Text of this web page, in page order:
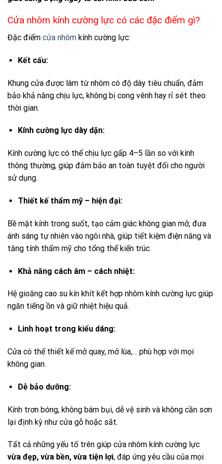
Cửa nhôm kính cường lực có các đặc điểm gì?
Đặc điểm cửa nhôm kính cường lực:
Kết cấu:
Khung cửa được làm từ nhôm có độ dày tiêu chuẩn, đảm
bảo khả năng chịu lực, không bị cong vênh hay rỉ sét theo
thời gian.
Kính cường lực dày dặn:
Kính cường lực có thể chịu lực gấp 4–5 lần so với kính
thông thường, giúp đảm bảo an toàn tuyệt đối cho người
sử dụng.
Thiết kế thẩm mỹ – hiện đại:
Bề mặt kính trong suốt, tạo cảm giác không gian mở, đưa
ánh sáng tự nhiên vào ngôi nhà, giúp tiết kiệm điện năng và
tăng tính thẩm mỹ cho tổng thể kiến trúc.
Khả năng cách âm – cách nhiệt:
Hệ gioăng cao su kín khít kết hợp nhôm kính cường lực giúp
ngăn tiếng ồn và giữ nhiệt hiệu quả.
Linh hoạt trong kiểu dáng:
Cửa có thể thiết kế mở quay, mở lùa,… phù hợp với mọi
không gian.
Dễ bảo dưỡng:
Kính trơn bóng, không bám bụi, dễ vệ sinh và không cần sơn
lại định kỳ như cửa gỗ hoặc sắt.
Tất cả những yếu tố trên giúp cửa nhôm kính cường lực
vừa đẹp, vừa bền, vừa tiện lợi, đáp ứng yêu cầu của mọi